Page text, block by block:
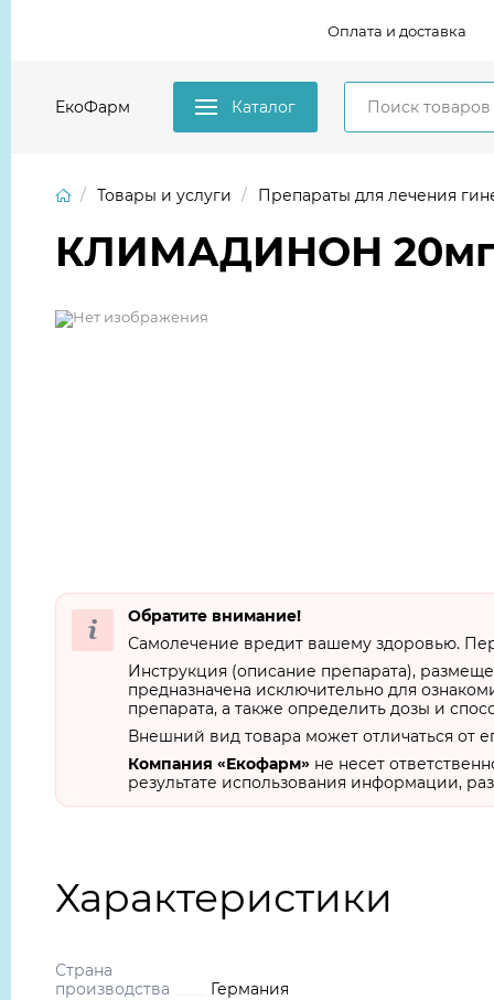
Оплата и доставка
ЕкоФарм Каталог
Товары и услуги Препараты для лечения
КЛИМАДИНОН 20мг
Обратите внимание!
Самолечение вредит вашему здоровью.
Инструкция (описание препарата),
предназначена исключительно для
препарата, а также определить дозы и
Внешний вид товара может отличаться от
Компания «Екофарм» не несет
результате использования информации,
Характеристики
Страна
производства
Германия